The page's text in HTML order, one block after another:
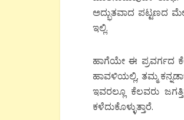
ಅದ್ಭುತವಾದ ಪಟ್ಟಣದ
ಇಲ್ಲಿ.
ಹಾಗೆಯೇ ಈ ಪ್ರವರ್ಗದ
ಹಾವಳಿಯಲ್ಲಿ, ತಮ್ಮ
ಇವರಲ್ಲೂ ಕೆಲವರು
ಕಳೆದುಕೊಳ್ಳುತ್ತಾರೆ.